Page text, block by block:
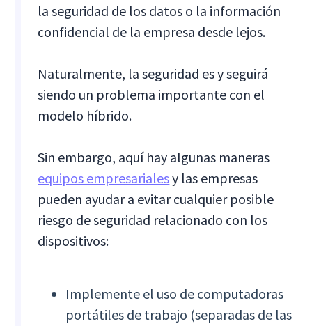
la seguridad de los datos o la información
confidencial de la empresa desde lejos.
Naturalmente, la seguridad es y seguirá
siendo un problema importante con el
modelo híbrido.
Sin embargo, aquí hay algunas maneras
equipos empresarialesy las empresas
pueden ayudar a evitar cualquier posible
riesgo de seguridad relacionado con los
dispositivos:
Implemente el uso de computadoras
portátiles de trabajo (separadas de las